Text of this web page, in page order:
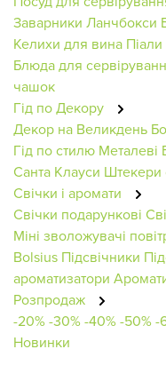
Заварники Ланчбокси
Келихи для вина
Блюда для
чашок
Гід по Декору
Декор на Великдень
Гід по стилю Металеві
Санта Клауси Штекери
Свічки і аромати
Свічки подарункові
Міні зволожувачі
Bolsius Підсвічники
ароматизатори
Розпродаж
-20%-30%-40%-50%-
Новинки